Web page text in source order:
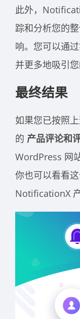
此外，
踪和分析您的
响。您可以通
并更多地吸引您
最终结果
如果您已按照
的 产品评论和
WordPress 网
你也可以看看
NotificationX